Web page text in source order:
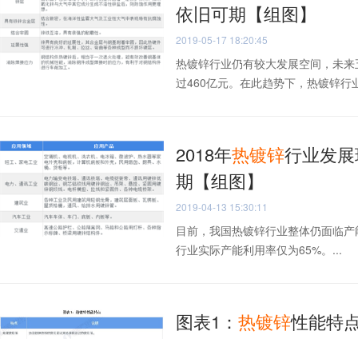
依旧可期【组图】
2019-05-17 18:20:45
热镀锌行业仍有较大发展空间，未
过460亿元。在此趋势下，热镀锌行
2018年热镀锌行业发
期【组图】
2019-04-13 15:30:11
目前，我国热镀锌行业整体仍面临
行业实际产能利用率仅为65%。...
图表1： 热镀锌性能特